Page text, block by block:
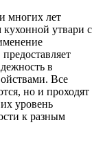
многих лет
кухонной утвари с
в
Все
но и проходят
уровень
к разным